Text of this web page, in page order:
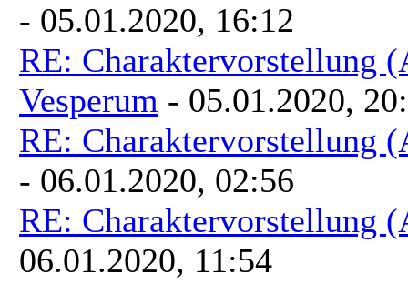
- 05.01.2020, 16:12
RE: Charaktervorstellung
Vesperum - 05.01.2020,
RE: Charaktervorstellung
- 06.01.2020, 02:56
RE: Charaktervorstellung
06.01.2020, 11:54